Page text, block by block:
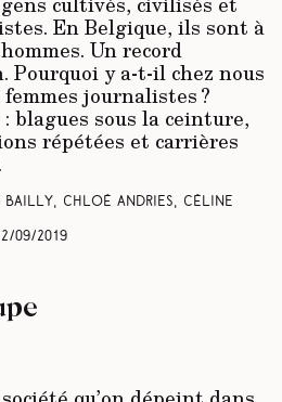
En Belgique, ils sont à
Un record
Pourquoi y a-t-il chez nous
journalistes ?
blagues sous la ceinture,
répétées et carrières
Bailly, Chloé Andries, Céline
09/2019